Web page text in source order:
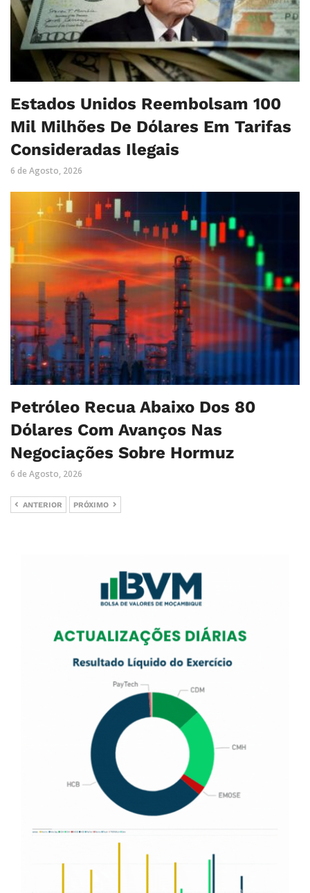
Estados Unidos Reembolsam 100
Mil Milhões De Dólares Em Tarifas
Consideradas Ilegais
6 de Agosto, 2026
Petróleo Recua Abaixo Dos 80
Dólares Com Avanços Nas
Negociações Sobre Hormuz
6 de Agosto, 2026
ANTERIOR PRÓXIMO